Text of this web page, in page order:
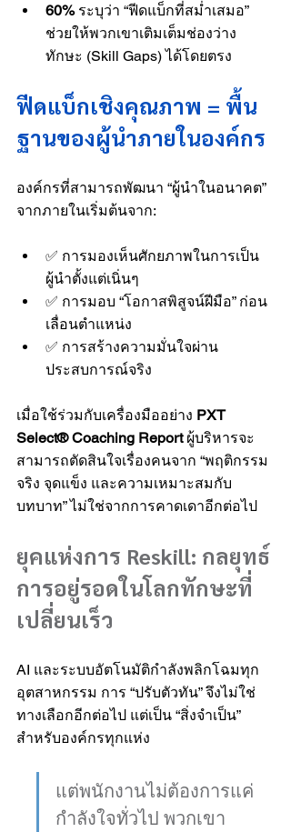
60% ระบุว่า “ฟีดแบ็กที่สม่ำเสมอ”
ช่วยให้พวกเขาเติมเต็มช่องว่าง
ทักษะ (Skill Gaps) ได้โดยตรง
ฟีดแบ็กเชิงคุณภาพ = พื้น
ฐานของผู้นำภายในองค์กร
องค์กรที่สามารถพัฒนา “ผู้นำในอนาคต”
จากภายในเริ่มต้นจาก:
✅ การมองเห็นศักยภาพในการเป็น
ผู้นำตั้งแต่เนิ่นๆ
✅ การมอบ “โอกาสพิสูจน์ฝีมือ” ก่อน
เลื่อนตำแหน่ง
✅ การสร้างความมั่นใจผ่าน
ประสบการณ์จริง
เมื่อใช้ร่วมกับเครื่องมืออย่าง PXT
Select® Coaching Report ผู้บริหารจะ
สามารถตัดสินใจเรื่องคนจาก “พฤติกรรม
จริง จุดแข็ง และความเหมาะสมกับ
บทบาท” ไม่ใช่จากการคาดเดาอีกต่อไป
ยุคแห่งการ Reskill: กลยุทธ์
การอยู่รอดในโลกทักษะที่
เปลี่ยนเร็ว
AI และระบบอัตโนมัติกำลังพลิกโฉมทุก
อุตสาหกรรม การ “ปรับตัวทัน” จึงไม่ใช่
ทางเลือกอีกต่อไป แต่เป็น “สิ่งจำเป็น”
สำหรับองค์กรทุกแห่ง
แต่พนักงานไม่ต้องการแค่
กำลังใจทั่วไป พวกเขา